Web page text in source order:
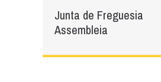
Junta de Freguesia
Assembleia